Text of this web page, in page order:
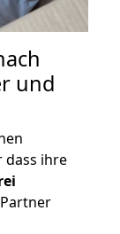
und
dass ihre